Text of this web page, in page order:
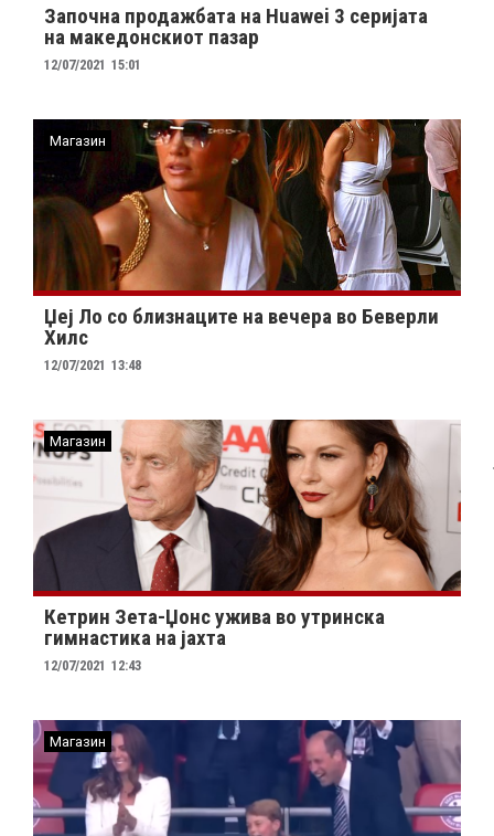
Започна продажбата на Huawei 3 серијата
на македонскиот пазар
12/07/2021 15:01
Магазин
Џеј Ло со близнаците на вечера во Беверли
Хилс
12/07/2021 13:48
Магазин
Кетрин Зета-Џонс ужива во утринска
гимнастика на јахта
12/07/2021 12:43
Магазин